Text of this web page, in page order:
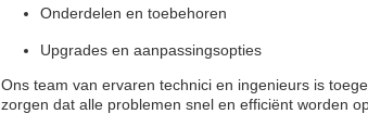
Onderdelen en toebehoren
Upgrades en aanpassingsopties
Ons team van ervaren technici en ingenieurs is
zorgen dat alle problemen snel en efficiënt worden